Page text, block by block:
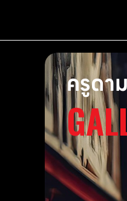
ครูดาม